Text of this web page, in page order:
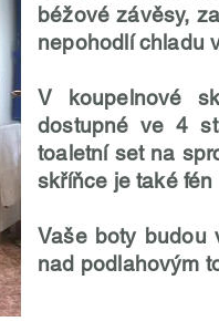
béžové závěsy,
nepohodlí chladu
V koupelnové
dostupné ve 4
toaletní set na
skříňce je také
Vaše boty budou
nad podlahovým